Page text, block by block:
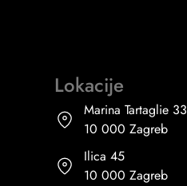
Lokacije
Marina Tartaglie 33
10 000 Zagreb
Ilica 45
10 000 Zagreb